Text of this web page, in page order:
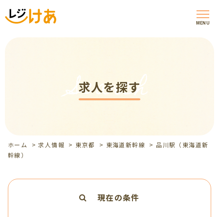
MENU
求人を探す
Search
ホーム >求人情報 > 東京都 > 東海道新幹線 > 品川駅（東海道新
幹線）
現在の条件